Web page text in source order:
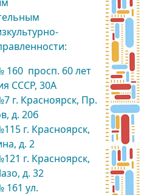
просп. 60 лет
СССР, 30А
Красноярск, Пр.
д. 20б
г. Красноярск,
д. 2
г. Красноярск,
д. 32
ул.